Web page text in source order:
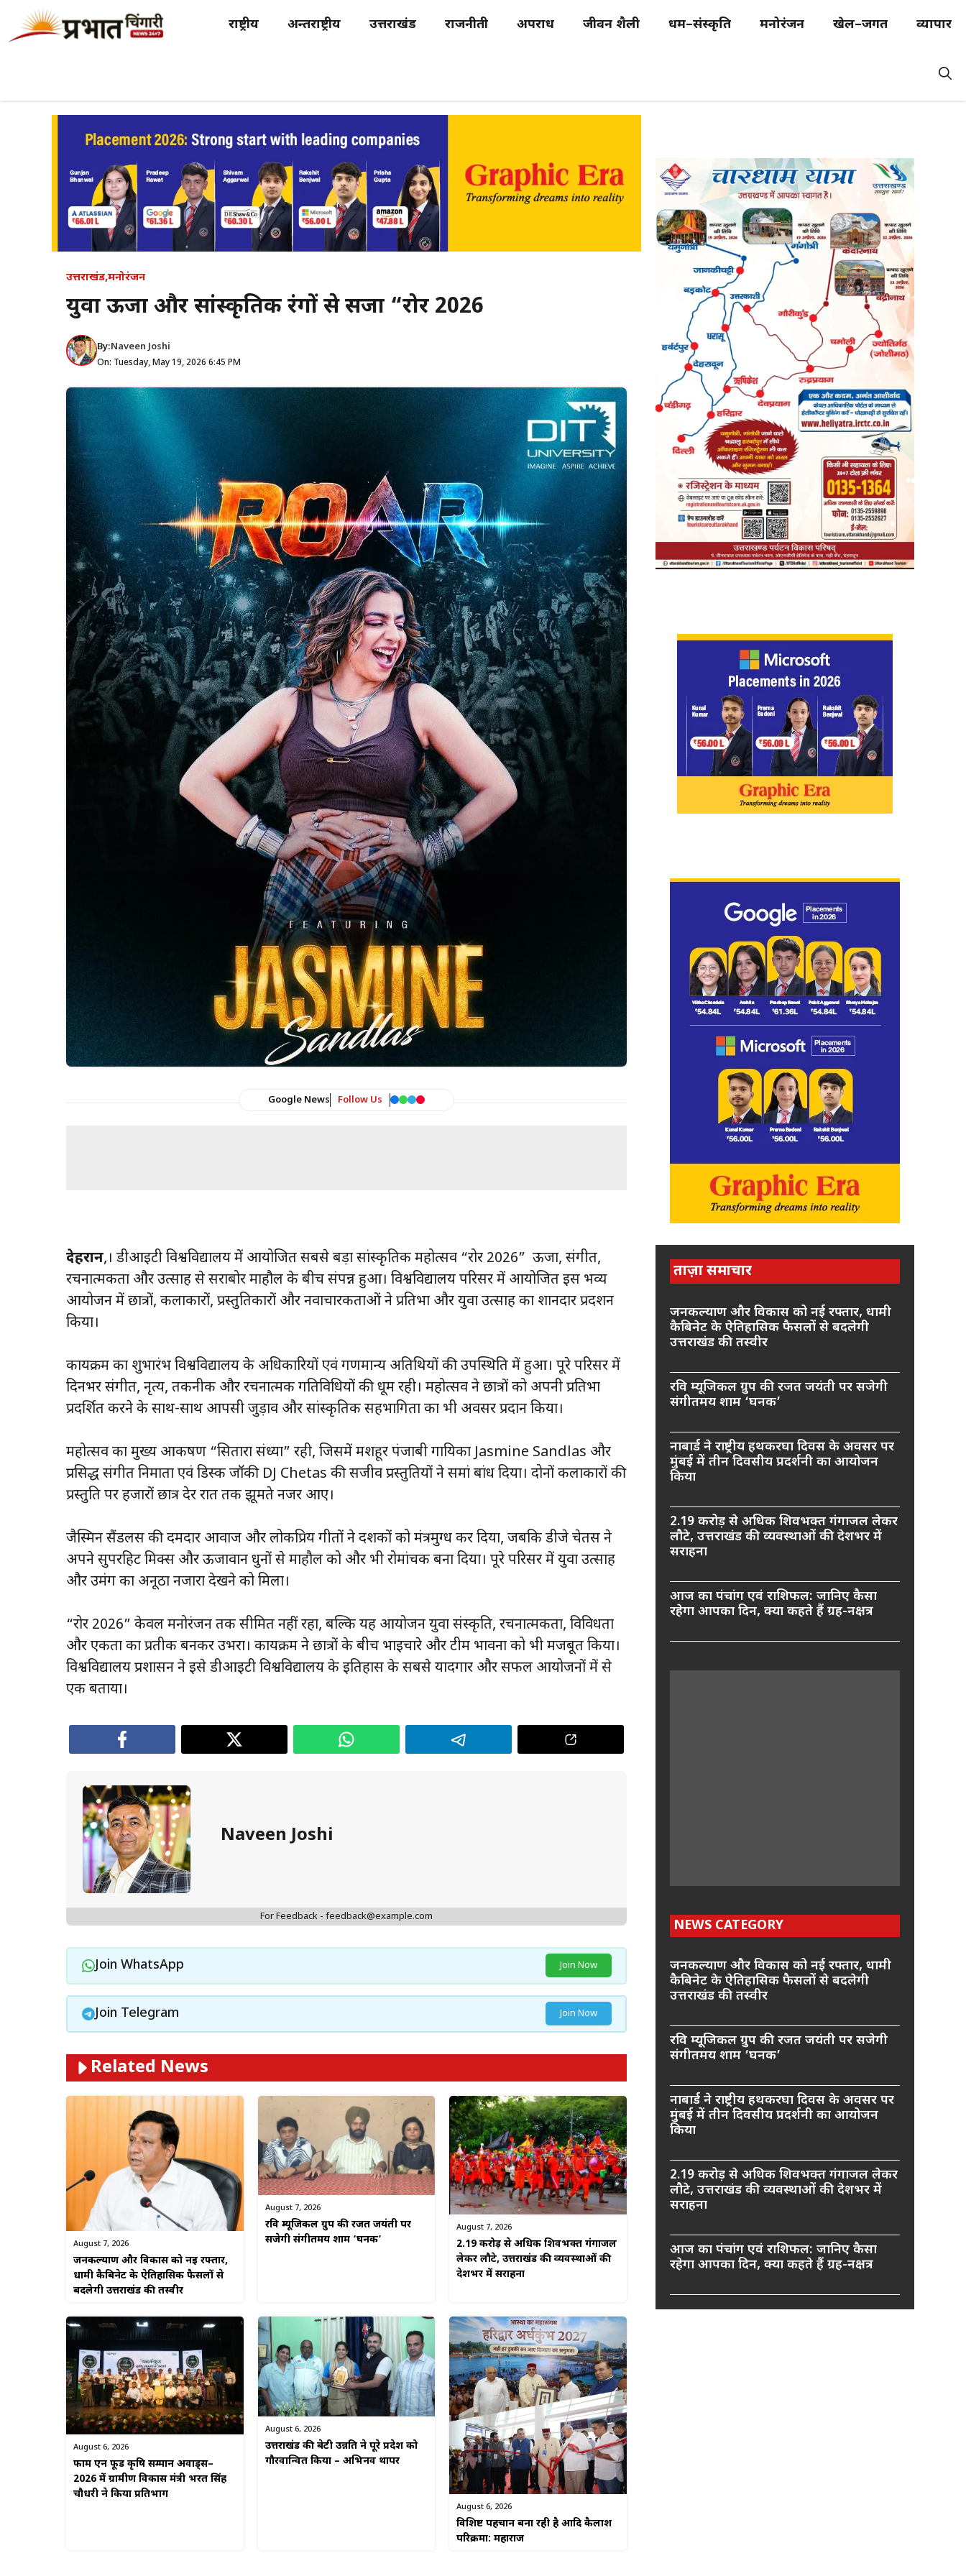
राष्ट्रीय अन्तर्राष्ट्रीय उत्तराखंड राजनीती अपराध जीवन शैली धर्म–संस्कृति मनोरंजन खेल–जगत व्यापार
उत्तराखंड,मनोरंजन
युवा ऊर्जा और सांस्कृतिक रंगों से सजा “रोर 2026
By:Naveen Joshi
On: Tuesday, May 19, 2026 6:45 PM
Google News Follow Us
देहरादून,। डीआईटी विश्वविद्यालय में आयोजित सबसे बड़ा सांस्कृतिक महोत्सव “रोर 2026” ऊर्जा, संगीत,
रचनात्मकता और उत्साह से सराबोर माहौल के बीच संपन्न हुआ। विश्वविद्यालय परिसर में आयोजित इस भव्य
आयोजन में छात्रों, कलाकारों, प्रस्तुतिकारों और नवाचारकर्ताओं ने प्रतिभा और युवा उत्साह का शानदार प्रदर्शन
किया।
कार्यक्रम का शुभारंभ विश्वविद्यालय के अधिकारियों एवं गणमान्य अतिथियों की उपस्थिति में हुआ। पूरे परिसर में
दिनभर संगीत, नृत्य, तकनीक और रचनात्मक गतिविधियों की धूम रही। महोत्सव ने छात्रों को अपनी प्रतिभा
प्रदर्शित करने के साथ-साथ आपसी जुड़ाव और सांस्कृतिक सहभागिता का भी अवसर प्रदान किया।
महोत्सव का मुख्य आकर्षण “सितारा संध्या” रही, जिसमें मशहूर पंजाबी गायिका Jasmine Sandlas और
प्रसिद्ध संगीत निर्माता एवं डिस्क जॉकी DJ Chetas की सजीव प्रस्तुतियों ने समां बांध दिया। दोनों कलाकारों की
प्रस्तुति पर हजारों छात्र देर रात तक झूमते नजर आए।
जैस्मिन सैंडलस की दमदार आवाज और लोकप्रिय गीतों ने दर्शकों को मंत्रमुग्ध कर दिया, जबकि डीजे चेतस ने
अपने सुपरहिट मिक्स और ऊर्जावान धुनों से माहौल को और भी रोमांचक बना दिया। पूरे परिसर में युवा उत्साह
और उमंग का अनूठा नजारा देखने को मिला।
“रोर 2026” केवल मनोरंजन तक सीमित नहीं रहा, बल्कि यह आयोजन युवा संस्कृति, रचनात्मकता, विविधता
और एकता का प्रतीक बनकर उभरा। कार्यक्रम ने छात्रों के बीच भाईचारे और टीम भावना को भी मजबूत किया।
विश्वविद्यालय प्रशासन ने इसे डीआईटी विश्वविद्यालय के इतिहास के सबसे यादगार और सफल आयोजनों में से
एक बताया।
Naveen Joshi
For Feedback - feedback@example.com
Join WhatsApp Join Now
Join Telegram Join Now
Related News
August 7, 2026
जनकल्याण और विकास को नई रफ्तार,
धामी कैबिनेट के ऐतिहासिक फैसलों से
बदलेगी उत्तराखंड की तस्वीर
August 7, 2026
रवि म्यूजिकल ग्रुप की रजत जयंती पर
सजेगी संगीतमय शाम ‘घनक’
August 7, 2026
2.19 करोड़ से अधिक शिवभक्त गंगाजल
लेकर लौटे, उत्तराखंड की व्यवस्थाओं की
देशभर में सराहना
August 6, 2026
फार्म एन फूड कृषि सम्मान अवार्ड्स–
2026 में ग्रामीण विकास मंत्री भरत सिंह
चौधरी ने किया प्रतिभाग
August 6, 2026
उत्तराखंड की बेटी उन्नति ने पूरे प्रदेश को
गौरवान्वित किया – अभिनव थापर
August 6, 2026
विशिष्ट पहचान बना रही है आदि कैलाश
परिक्रमा: महाराज
ताज़ा समाचार
जनकल्याण और विकास को नई रफ्तार, धामी
कैबिनेट के ऐतिहासिक फैसलों से बदलेगी
उत्तराखंड की तस्वीर
रवि म्यूजिकल ग्रुप की रजत जयंती पर सजेगी
संगीतमय शाम ‘घनक’
नाबार्ड ने राष्ट्रीय हथकरघा दिवस के अवसर पर
मुंबई में तीन दिवसीय प्रदर्शनी का आयोजन
किया
2.19 करोड़ से अधिक शिवभक्त गंगाजल लेकर
लौटे, उत्तराखंड की व्यवस्थाओं की देशभर में
सराहना
आज का पंचांग एवं राशिफल: जानिए कैसा
रहेगा आपका दिन, क्या कहते हैं ग्रह-नक्षत्र
NEWS CATEGORY
जनकल्याण और विकास को नई रफ्तार, धामी
कैबिनेट के ऐतिहासिक फैसलों से बदलेगी
उत्तराखंड की तस्वीर
रवि म्यूजिकल ग्रुप की रजत जयंती पर सजेगी
संगीतमय शाम ‘घनक’
नाबार्ड ने राष्ट्रीय हथकरघा दिवस के अवसर पर
मुंबई में तीन दिवसीय प्रदर्शनी का आयोजन
किया
2.19 करोड़ से अधिक शिवभक्त गंगाजल लेकर
लौटे, उत्तराखंड की व्यवस्थाओं की देशभर में
सराहना
आज का पंचांग एवं राशिफल: जानिए कैसा
रहेगा आपका दिन, क्या कहते हैं ग्रह-नक्षत्र